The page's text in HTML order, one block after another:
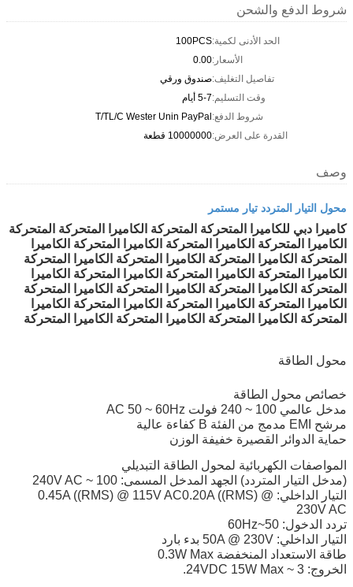
شروط الدفع والشحن
الحد الأدنى لكمية:100PCS
الأسعار:0.00
تفاصيل التغليف:صندوق ورقي
وقت التسليم:5-7 أيام
شروط الدفع:T/TL/C Wester Unin PayPal
القدرة على العرض:10000000 قطعة
وصف
محول التيار المتردد تيار مستمر
كاميرا دبي للكاميرا المتحركة المتحركة الكاميرا المتحركة المتحركة
الكاميرا المتحركة الكاميرا المتحركة الكاميرا المتحركة الكاميرا
المتحركة الكاميرا المتحركة الكاميرا المتحركة الكاميرا المتحركة
الكاميرا المتحركة الكاميرا المتحركة الكاميرا المتحركة الكاميرا
المتحركة الكاميرا المتحركة الكاميرا المتحركة الكاميرا المتحركة
الكاميرا المتحركة الكاميرا المتحركة الكاميرا المتحركة الكاميرا
المتحركة الكاميرا المتحركة الكاميرا المتحركة الكاميرا المتحركة
محول الطاقة
خصائص محول الطاقة
مدخل عالمي 100 ~ 240 فولت AC 50 ~ 60Hz
مرشح EMI مدمج من الفئة B كفاءة عالية
حماية الدوائر القصيرة خفيفة الوزن
المواصفات الكهربائية لمحول الطاقة التبديلي
(مدخل التيار المتردد) الجهد المدخل المسمى: 100 ~ 240V AC
التيار الداخلي: 0.45A ((RMS) @ 115V AC0.20A ((RMS) @
230V AC
تردد الدخول: 50~60Hz
التيار الداخلي: 50A @ 230V بدء بارد
طاقة الاستعداد المنخفضة 0.3W Max
الخروج: 3 ~ 24VDC 15W Max.